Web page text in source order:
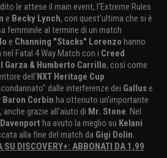
le attese il main event, l'Extreme Rules
e Becky Lynch, con quest'ultima che si è
femminile al termine di un match
e Channing "Stacks" Lorenzo hanno
Fatal 4 Way Match con i Creed
Garza & Humberto Carrillo, così come
dell'NXT Heritage Cup
dalle interferenze dei Galluse
Baron Corbin ha ottenuto un'importante
, anche grazie all'aiuto di Mr. Stone. Nel
ha avuto la meglio su Kelani
alla fine del match da Gigi Dolin.
SU DISCOVERY+: ABBONATI DA 1,99